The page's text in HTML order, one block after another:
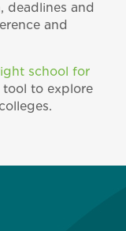
deadlines and
and
school for
tool to explore